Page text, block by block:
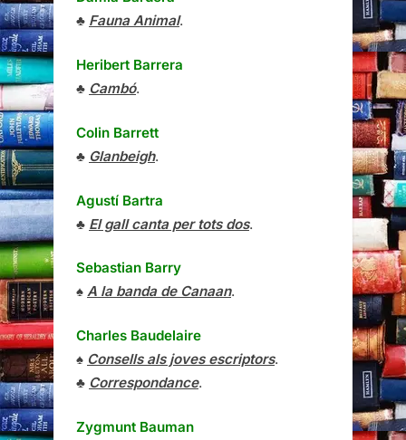
♣ Fauna Animal.
Heribert Barrera
♣ Cambó.
Colin Barrett
♣ Glanbeigh.
Agustí Bartra
♣ El gall canta per tots dos.
Sebastian Barry
♠ A la banda de Canaan.
Charles Baudelaire
♠ Consells als joves escriptors.
♣ Correspondance.
Zygmunt Bauman